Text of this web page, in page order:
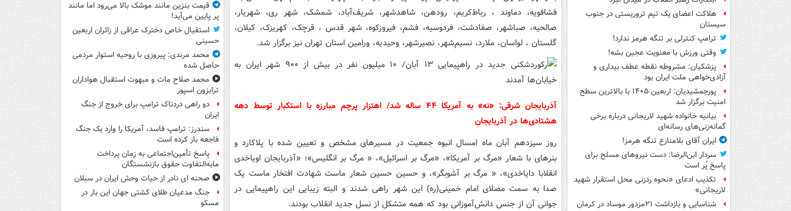
هلاکت اعضای یک تیم تروریستی در جنوب
سیستان
ترامپ کنترلی بر تنگه هرمز ندارد!
وقتی ورزش با معنویت عجین بشه!
پزشکیان: مشروطه نقطه عطف بیداری و
آزادی‌خواهی ملت ایران بود
پورجمشیدیان: اربعین ۱۴۰۵ با بالاترین سطح
امنیت برگزار شد
بیانیه خانواده شهید لاریجانی درباره برخی
گمانه‌زنی‌های رسانه‌ای
ایران آقای بلامنازع تنگه هرمز!
سردار ابن‌الرضا: دست نیروهای مسلح برای
پاسخ پُر است
تکذیب ادعای «نحوه ردزنی محل استقرار شهید
لاریجانی»
شناسایی و بازداشت ۲۱مزدور موساد در کرمان
فشافویه، دماوند ، رباط‌کریم، رودهن، شاهدشهر، شریف‌آباد، شمشک، شهر ری، شهریار،
صالحیه، صباشهر، صفادشت، فردوسیه، فشم، فیروزکوه، شهر قدس ، قرچک، کهریزک، کیلان،
گلستان ، لواسان، ملارد، نسیم‌شهر، نصیرشهر، وحیدیه، ورامین استان تهران نیز برگزار شد.
آذربایجان شرقی: «نه» به آمریکا ۴۴ ساله شد/ اهتزار پرچم مبارزه با استکبار توسط دهه
هشتادی‌ها در آذربایجان
روز سیزدهم آبان ماه امسال انبوه جمعیت در مسیرهای مشخص و تعیین شده با پلاکارد و
بنرهای با شعار «مرگ بر آمریکا»، «مرگ بر اسرائیل»، « مرگ بر انگلیس»؛ «آذربایجان اویاخدی
انقلابا دایاخدی»، « مرگ بر آشوبگر»، و حسین حسین شعار ماست شهادت افتخار ماست یک
صدا به سمت مصلای امام خمینی(ره) این شهر راهی شدند و البته زیبایی این راهپیمایی در
جوانی آن از جنس دانش‌آموزانی بود که همه متشکل از نسل جدید انقلاب بودند.
قیمت بنزین مانند موشک بالا می‌رود اما مانند
پر پایین می‌آید!
استقبال خاص دخترک عراقی از زائران اربعین
حسینی
محمد مرندی: پیروزی با روحیه استوار مردمی
حاصل شده
محمد صلاح مات و مبهوت استقبال هواداران
ترابزون اسپور
دو راهی دردناک ترامپ برای خروج از جنگ
ایران
سندرز: ترامپ فاسد، آمریکا را وارد یک جنگ
فاجعه بار کرده است
پاسخ تأمین‌اجتماعی به زمان پرداخت
مابه‌التفاوت حقوق بازنشستگان
صحنه ای نادر از حیات وحش ایران در سبلان
جنگ مدعیان طلای کشتی جهان این بار در
مسکو